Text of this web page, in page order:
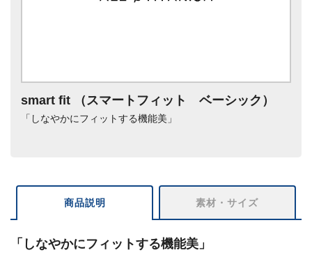
smart fit （スマートフィット ベーシック）
「しなやかにフィットする機能美」
商品説明 素材・サイズ
「しなやかにフィットする機能美」